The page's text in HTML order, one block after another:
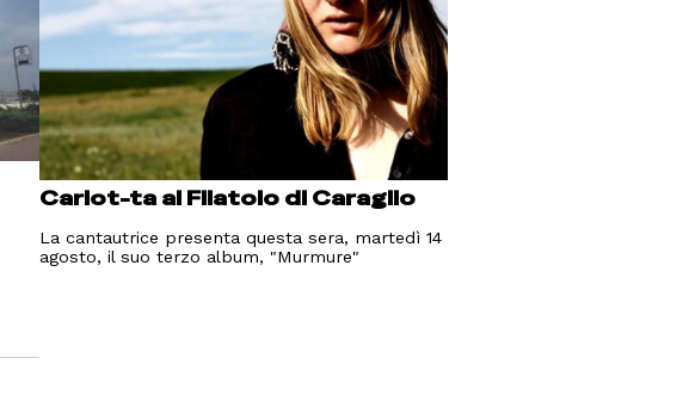
Carlot-ta al Filatoio di Caraglio
La cantautrice presenta questa sera, martedì 14
agosto, il suo terzo album, "Murmure"